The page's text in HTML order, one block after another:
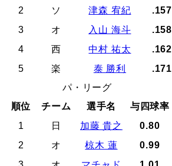
2
ソ 津森 宥紀
.157
3
オ 入山 海斗
.158
4
西 中村 祐太
.162
5
楽 泰 勝利
.171
パ・リーグ
順位
チーム 選手名
与四球率
1
日 加藤 貴之
0.80
2
オ 椋木 蓮
0.99